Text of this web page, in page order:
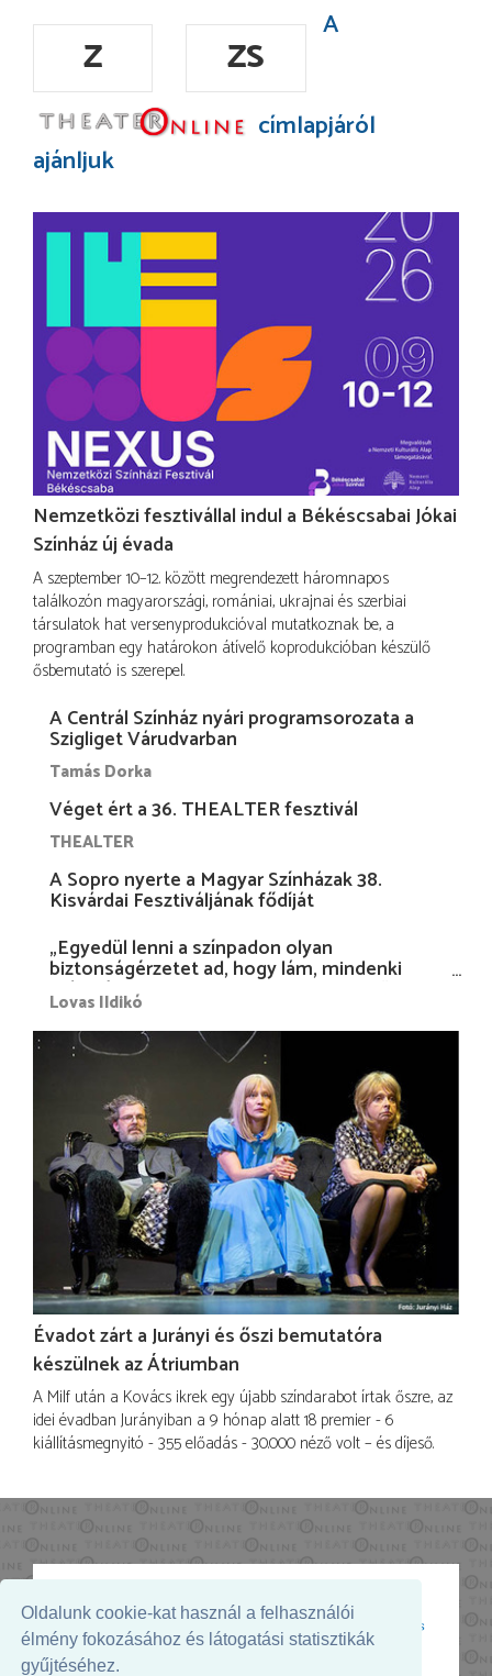
Oldalunk cookie-kat használ a felhasználói
élmény fokozásához és látogatási statisztikák
gyűjtéséhez.
Z
ZS
A
címlapjáról
ajánljuk
Nemzetközi fesztivállal indul a Békéscsabai Jókai
Színház új évada
A szeptember 10–12. között megrendezett háromnapos
találkozón magyarországi, romániai, ukrajnai és szerbiai
társulatok hat versenyprodukcióval mutatkoznak be, a
programban egy határokon átívelő koprodukcióban készülő
ősbemutató is szerepel.
A Centrál Színház nyári programsorozata a
Szigliget Várudvarban
Tamás Dorka
Véget ért a 36. THEALTER fesztivál
THEALTER
A Sopro nyerte a Magyar Színházak 38.
Kisvárdai Fesztiváljának fődíját
„Egyedül lenni a színpadon olyan
biztonságérzetet ad, hogy lám, mindenki
más nélkül is megvagyok magammal…”
Lovas Ildikó
Évadot zárt a Jurányi és őszi bemutatóra
készülnek az Átriumban
A Milf után a Kovács ikrek egy újabb színdarabot írtak őszre, az
idei évadban Jurányiban a 9 hónap alatt 18 premier - 6
kiállításmegnyitó - 355 előadás - 30.000 néző volt – és díjeső.
Az oldal megjelenését támogatja: